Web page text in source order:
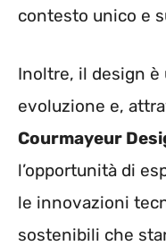
contesto unico e
Inoltre, il design
evoluzione e,
Courmayeur
l’opportunità di
le innovazioni
sostenibili che